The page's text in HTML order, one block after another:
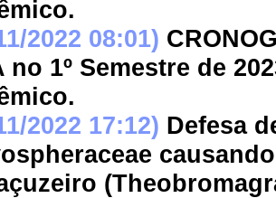
2022 08:01)
no 1º Semestre de
2022 17:12) Defesa